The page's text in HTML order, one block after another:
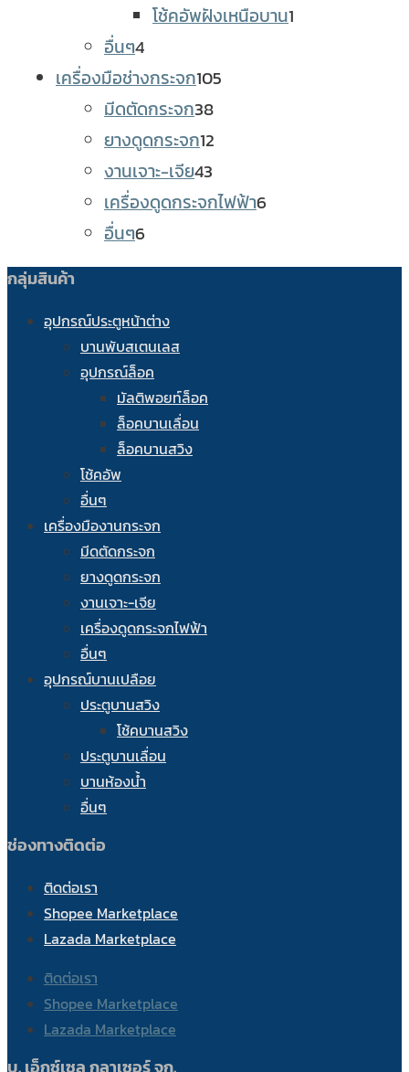
products
โช้คอัพฝังเหนือบาน1
อื่นๆ44
products
เครื่องมือช่างกระจก105
มีดตัดกระจก3838
products
ยางดูดกระจก12
งานเจาะ-เจีย43
products
เครื่องดูดกระจกไฟฟ้า6
อื่นๆ6
products
กลุ่มสินค้า
อุปกรณ์ประตูหน้าต่าง
บานพับสเตนเลส
อุปกรณ์ล็อค
มัลติพอยท์ล็อค
ล็อคบานเลื่อน
ล็อคบานสวิง
โช้คอัพ
อื่นๆ
เครื่องมืองานกระจก
มีดตัดกระจก
ยางดูดกระจก
งานเจาะ-เจีย
เครื่องดูดกระจกไฟฟ้า
อื่นๆ
อุปกรณ์บานเปลือย
ประตูบานสวิง
โช้คบานสวิง
ประตูบานเลื่อน
บานห้องน้ำ
อื่นๆ
ช่องทางติดต่อ
ติดต่อเรา
Shopee Marketplace
Lazada Marketplace
ติดต่อเรา
Shopee Marketplace
Lazada Marketplace